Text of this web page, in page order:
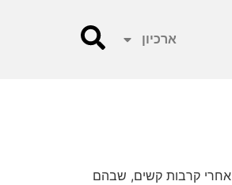
ארכיון
בכל פעם היינו מותשים אחרי קרבות קשים, שבהם